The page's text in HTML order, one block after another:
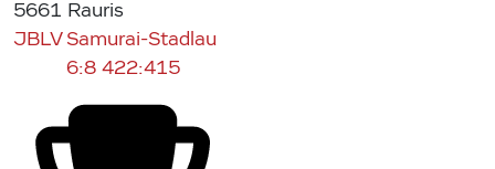
5661 Rauris
JBLV Samurai-Stadlau
6:8 422:415